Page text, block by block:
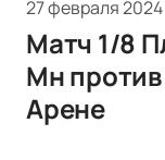
27 февраля 2024
Матч 1/8
Мн
Арене